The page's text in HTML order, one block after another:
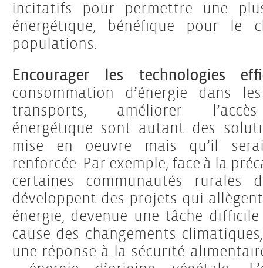
incitatifs pour permettre une
énergétique, bénéfique pour le
populations.
Encourager les technologies
consommation d’énergie dans
transports, améliorer
énergétique sont autant des
mise en oeuvre mais qu’il
renforcée. Par exemple, face à la
certaines communautés rurales
développent des projets qui
énergie, devenue une tâche
cause des changements
une réponse à la sécurité